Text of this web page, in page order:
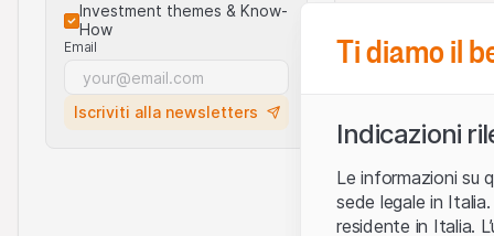
Investment themes & Know-
How
Email
Iscriviti alla newsletters
Ti diamo il
Indicazioni
Le informazioni su
sede legale in
residente in Italia.